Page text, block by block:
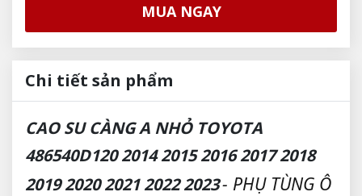
MUA NGAY
Chi tiết sản phẩm
CAO SU CÀNG A NHỎ TOYOTA
486540D120 2014 2015 2016 2017 2018
2019 2020 2021 2022 2023- PHỤ TÙNG Ô